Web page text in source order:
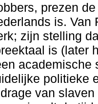
prezen
is. Van
zijn stelling
is (later
academische
politieke
van